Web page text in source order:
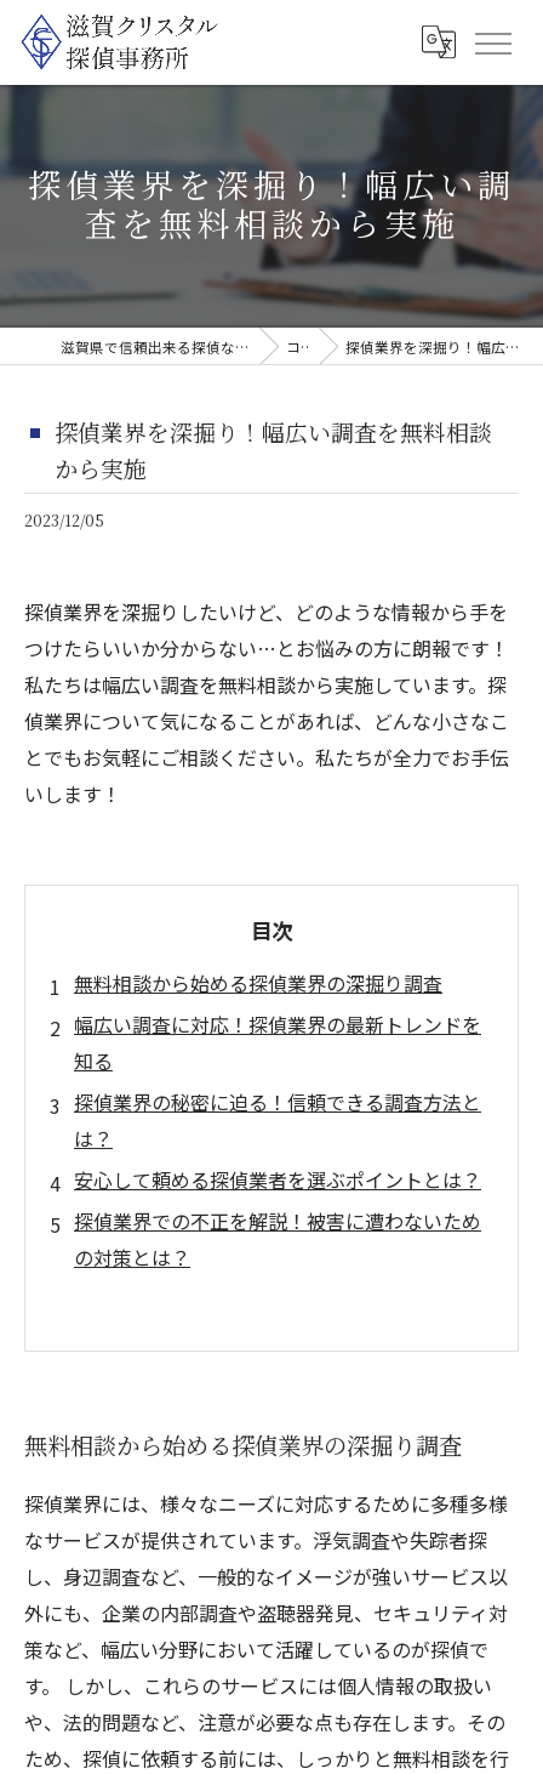
探偵業界を深掘り！幅広い調
査を無料相談から実施
滋賀県で信頼出来る探偵なら滋賀クリスタル探偵事務所 コラム 探偵業界を深掘り！幅広い調査を無料相談から実施
探偵業界を深掘り！幅広い調査を無料相談
から実施
2023/12/05
探偵業界を深掘りしたいけど、どのような情報から手を
つけたらいいか分からない…とお悩みの方に朗報です！
私たちは幅広い調査を無料相談から実施しています。探
偵業界について気になることがあれば、どんな小さなこ
とでもお気軽にご相談ください。私たちが全力でお手伝
いします！
目次
無料相談から始める探偵業界の深掘り調査
幅広い調査に対応！探偵業界の最新トレンドを
知る
探偵業界の秘密に迫る！信頼できる調査方法と
は？
安心して頼める探偵業者を選ぶポイントとは？
探偵業界での不正を解説！被害に遭わないため
の対策とは？
無料相談から始める探偵業界の深掘り調査
探偵業界には、様々なニーズに対応するために多種多様
なサービスが提供されています。浮気調査や失踪者探
し、身辺調査など、一般的なイメージが強いサービス以
外にも、企業の内部調査や盗聴器発見、セキュリティ対
策など、幅広い分野において活躍しているのが探偵で
す。 しかし、これらのサービスには個人情報の取扱い
や、法的問題など、注意が必要な点も存在します。その
ため、探偵に依頼する前には、しっかりと無料相談を行